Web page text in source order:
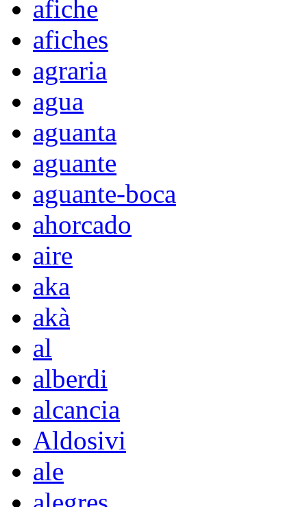
afiche
afiches
agraria
agua
aguanta
aguante
aguante-boca
ahorcado
aire
aka
akà
al
alberdi
alcancia
Aldosivi
ale